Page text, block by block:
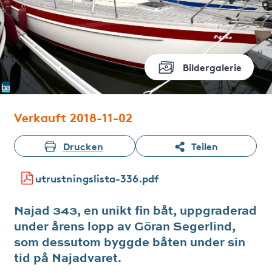
Bildergalerie
Verkauft 2018-11-02
Drucken Teilen
utrustningslista-336.pdf
Najad 343, en unikt fin båt, uppgraderad
under årens lopp av Göran Segerlind,
som dessutom byggde båten under sin
tid på Najadvaret.